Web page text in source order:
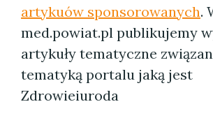
artykuów sponsorowanych.
med.powiat.pl publikujemy
artykuły tematyczne
tematyką portalu jaką jest
Zdrowieiuroda